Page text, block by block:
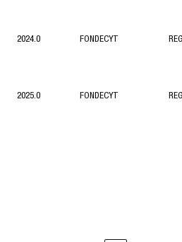
2024.0 FONDECYT
2025.0 FONDECYT